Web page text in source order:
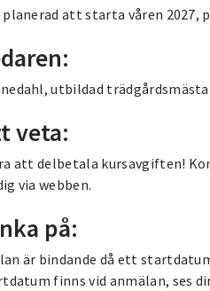
planerad att starta våren 2027,
utbildad
veta:
att delbetala kursavgiften!
via webben.
på:
är bindande då ett
finns vid anmälan, ses